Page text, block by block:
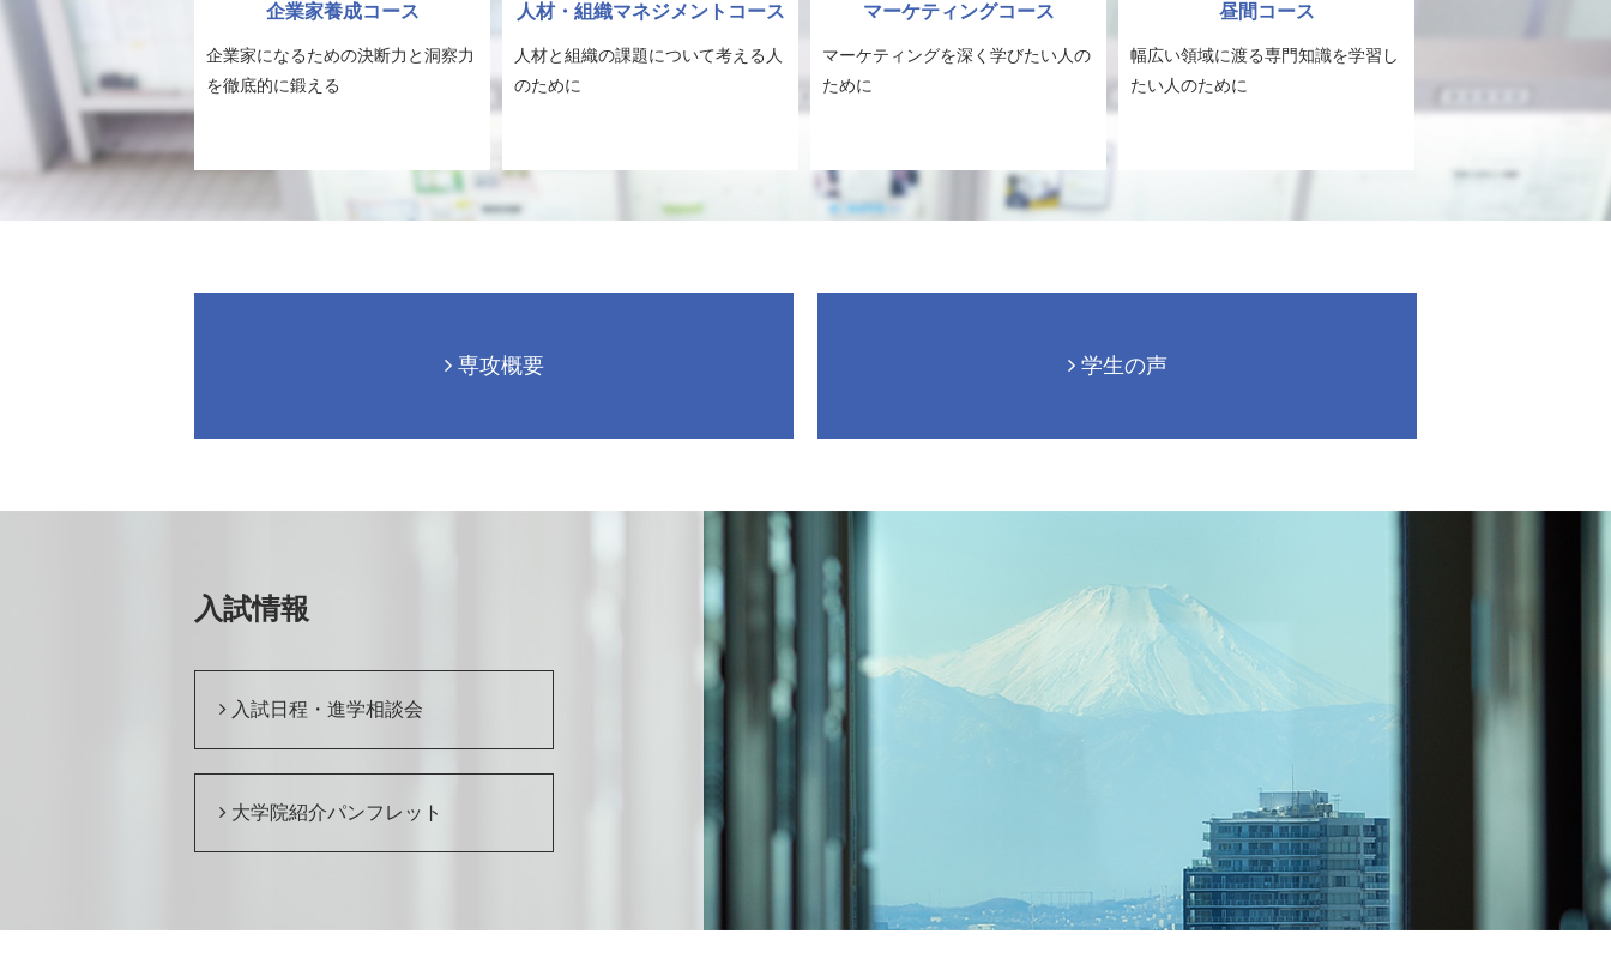
企業家養成コース
企業家になるための決断力と洞察力
を徹底的に鍛える
人材・組織マネジメントコース
人材と組織の課題について考える人
のために
マーケティングコース
マーケティングを深く学びたい人の
ために
昼間コース
幅広い領域に渡る専門知識を学習し
たい人のために
専攻概要 学生の声
入試情報
入試日程・進学相談会
大学院紹介パンフレット